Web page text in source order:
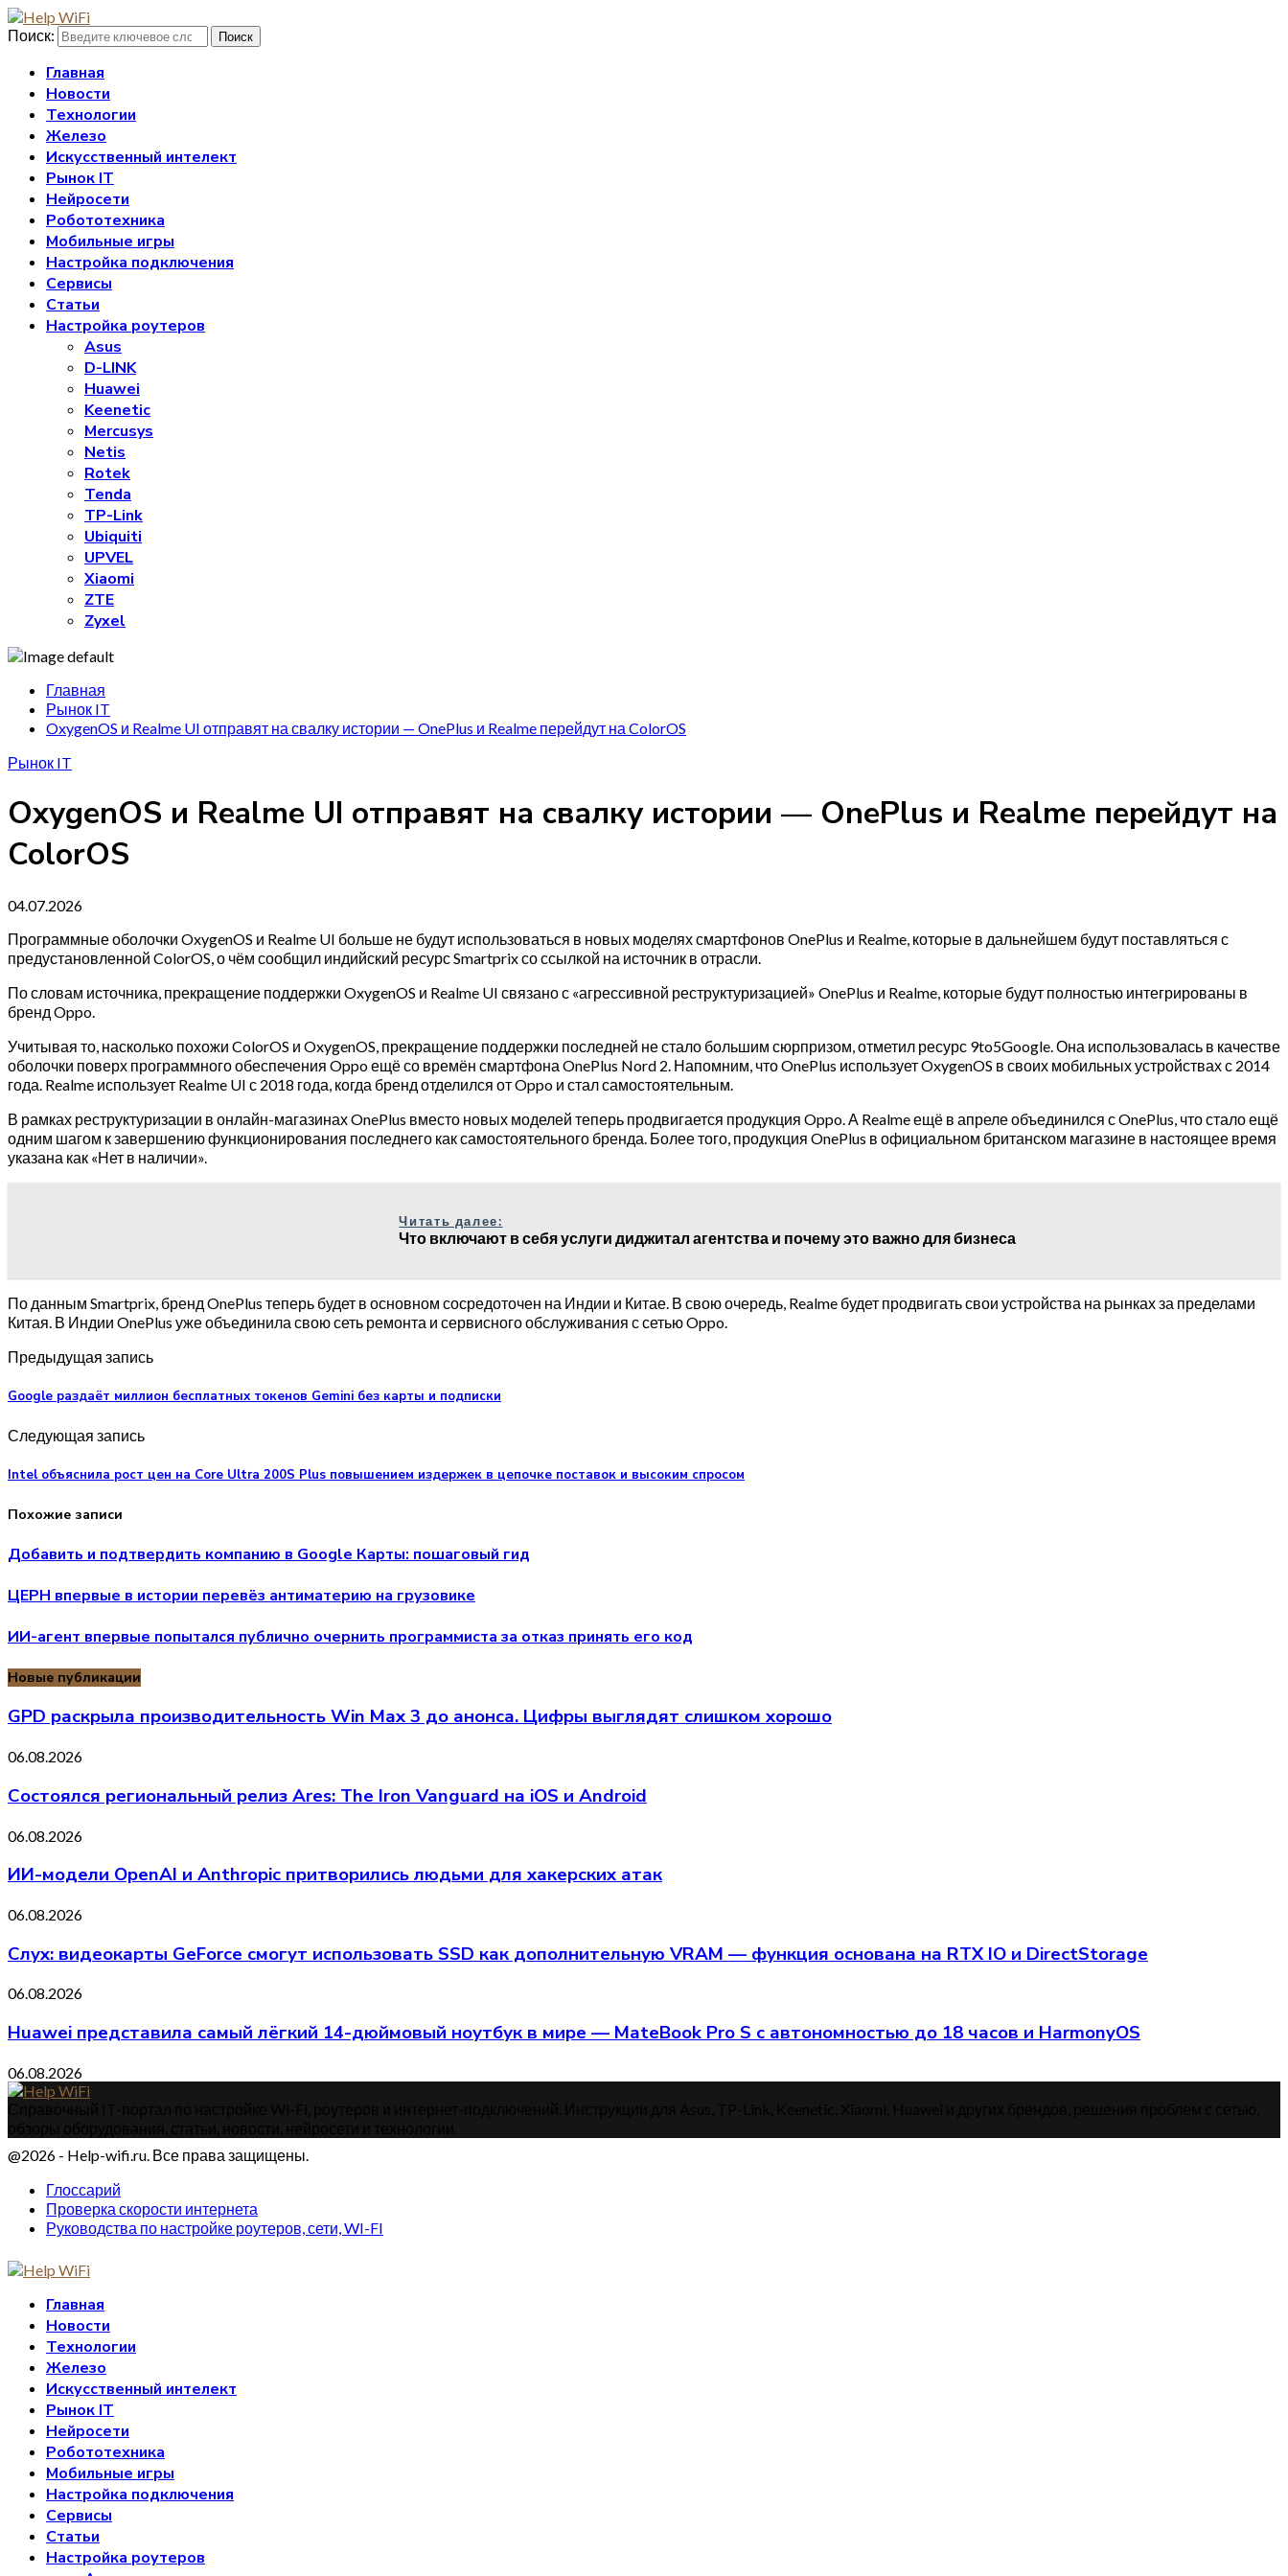
Поиск: Поиск
Главная
Новости
Технологии
Железо
Искусственный интелект
Рынок IT
Нейросети
Робототехника
Мобильные игры
Настройка подключения
Сервисы
Статьи
Настройка роутеров
Asus
D-LINK
Huawei
Keenetic
Mercusys
Netis
Rotek
Tenda
TP-Link
Ubiquiti
UPVEL
Xiaomi
ZTE
Zyxel
Главная
Рынок IT
OxygenOS и Realme UI отправят на свалку истории — OnePlus и Realme перейдут на ColorOS
Рынок IT
OxygenOS и Realme UI отправят на свалку истории — OnePlus и Realme перейдут на
ColorOS
04.07.2026
Программные оболочки OxygenOS и Realme UI больше не будут использоваться в новых моделях смартфонов OnePlus и Realme, которые в дальнейшем будут поставляться с
предустановленной ColorOS, о чём сообщил индийский ресурс Smartprix со ссылкой на источник в отрасли.
По словам источника, прекращение поддержки OxygenOS и Realme UI связано с «агрессивной реструктуризацией» OnePlus и Realme, которые будут полностью интегрированы в
бренд Oppo.
Учитывая то, насколько похожи ColorOS и OxygenOS, прекращение поддержки последней не стало большим сюрпризом, отметил ресурс 9to5Google. Она использовалась в качестве
оболочки поверх программного обеспечения Oppo ещё со времён смартфона OnePlus Nord 2. Напомним, что OnePlus использует OxygenOS в своих мобильных устройствах с 2014
года. Realme использует Realme UI с 2018 года, когда бренд отделился от Oppo и стал самостоятельным.
В рамках реструктуризации в онлайн-магазинах OnePlus вместо новых моделей теперь продвигается продукция Oppo. А Realme ещё в апреле объединился с OnePlus, что стало ещё
одним шагом к завершению функционирования последнего как самостоятельного бренда. Более того, продукция OnePlus в официальном британском магазине в настоящее время
указана как «Нет в наличии».
Читать далее:
Что включают в себя услуги диджитал агентства и почему это важно для бизнеса
По данным Smartprix, бренд OnePlus теперь будет в основном сосредоточен на Индии и Китае. В свою очередь, Realme будет продвигать свои устройства на рынках за пределами
Китая. В Индии OnePlus уже объединила свою сеть ремонта и сервисного обслуживания с сетью Oppo.
Предыдущая запись
Google раздаёт миллион бесплатных токенов Gemini без карты и подписки
Следующая запись
Intel объяснила рост цен на Core Ultra 200S Plus повышением издержек в цепочке поставок и высоким спросом
Похожие записи
Добавить и подтвердить компанию в Google Карты: пошаговый гид
ЦЕРН впервые в истории перевёз антиматерию на грузовике
ИИ-агент впервые попытался публично очернить программиста за отказ принять его код
Новые публикации
GPD раскрыла производительность Win Max 3 до анонса. Цифры выглядят слишком хорошо
06.08.2026
Состоялся региональный релиз Ares: The Iron Vanguard на iOS и Android
06.08.2026
ИИ-модели OpenAI и Anthropic притворились людьми для хакерских атак
06.08.2026
Слух: видеокарты GeForce смогут использовать SSD как дополнительную VRAM — функция основана на RTX IO и DirectStorage
06.08.2026
Huawei представила самый лёгкий 14-дюймовый ноутбук в мире — MateBook Pro S с автономностью до 18 часов и HarmonyOS
06.08.2026
@2026 - Help-wifi.ru. Все права защищены.
Глоссарий
Проверка скорости интернета
Руководства по настройке роутеров, сети, WI-FI
Главная
Новости
Технологии
Железо
Искусственный интелект
Рынок IT
Нейросети
Робототехника
Мобильные игры
Настройка подключения
Сервисы
Статьи
Настройка роутеров